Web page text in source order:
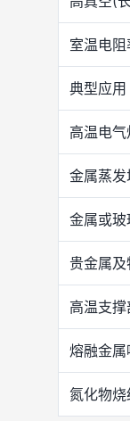
室温电阻
典型应用
高温电
金属蒸发
金属或
贵金属
高温支撑
熔融金
氮化物